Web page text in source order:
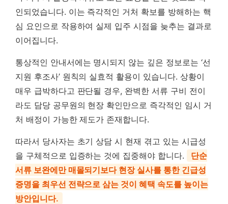
인되었습니다. 이는 즉각적인 거처 확보를 방해하는 핵
심 요인으로 작용하여 실제 입주 시점을 늦추는 결과로
이어집니다.
통상적인 안내서에는 명시되지 않는 깊은 정보로는 ‘선
지원 후조사’ 원칙의 실효적 활용이 있습니다. 상황이
매우 급박하다고 판단될 경우, 완벽한 서류 구비 전이
라도 담당 공무원의 현장 확인만으로 즉각적인 임시 거
처 배정이 가능한 제도가 존재합니다.
따라서 당사자는 초기 상담 시 현재 겪고 있는 시급성
을 구체적으로 입증하는 것에 집중해야 합니다.
단순
서류 보완에만 매몰되기보다 현장 실사를 통한 긴급성
증명을 최우선 전략으로 삼는 것이 혜택 속도를 높이는
방안입니다.